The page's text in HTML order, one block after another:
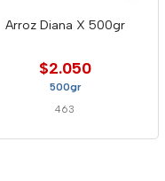
Arroz Diana X 500gr
$2.050
500gr
463